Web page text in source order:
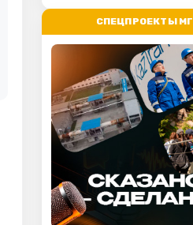
СПЕЦПРОЕКТЫ МГ